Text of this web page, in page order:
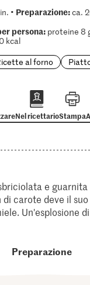
• Preparazione:ca.
persona:proteine 8
kcal
al forno
Nel ricettarioStampa
e
carote deve il suo
Un'esplosione
Preparazione